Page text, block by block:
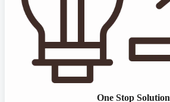
One Stop Solution